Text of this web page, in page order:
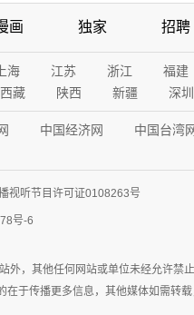
画 独家 招聘
上海 江苏 浙江 福建
西藏 陕西 新疆 深圳
中国经济网 中国台湾
视听节目许可证0108263号
号-6
外，其他任何网站或单位未经允许禁
于传播更多信息，其他媒体如需转